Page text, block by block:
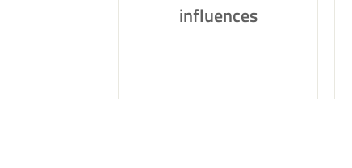
influences